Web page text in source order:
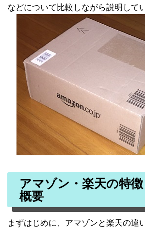
などについて比較しながら説明して
アマゾン・楽天の特
概要
まずはじめに、アマゾンと楽天の違